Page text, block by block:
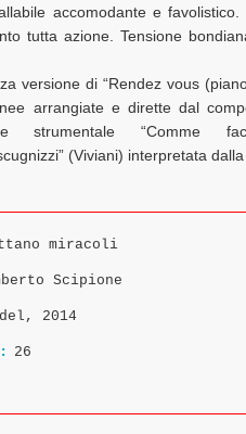
accomodante e
tutta azione. Tensione
versione di “Rendez vous
arrangiate e dirette dal
strumentale “Comme
(Viviani) interpretata
miracoli
Scipione
2014
26